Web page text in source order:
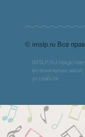
© imslp.ru Все
IMSLP.RU
музыкальных школ,
устройств.